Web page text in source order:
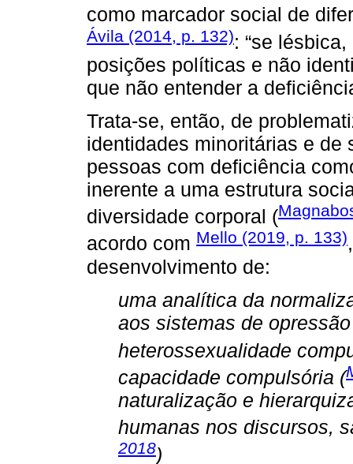
como marcador social de
Ávila (2014, p. 132): “se
posições políticas e não
que não entender a
Trata-se, então, de
identidades minoritárias e de
pessoas com deficiência
inerente a uma estrutura
diversidade corporal (
acordo com Mello (2019, p. 133)
desenvolvimento de:
uma analítica da
aos sistemas de
heterossexualidade
capacidade compulsória (
naturalização e
humanas nos discursos,
2018)